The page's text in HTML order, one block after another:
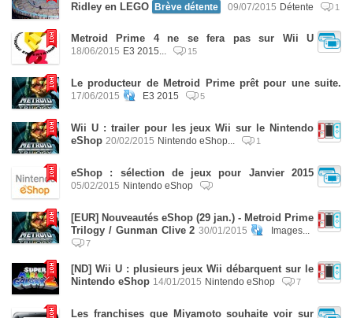
Ridley en LEGO Brève détente 09/07/2015 Détente 1
Metroid Prime 4 ne se fera pas sur Wii U
18/06/2015 E3 2015... 15
Le producteur de Metroid Prime prêt pour une suite.
17/06/2015 E3 2015 5
Wii U : trailer pour les jeux Wii sur le Nintendo
eShop 20/02/2015 Nintendo eShop... 1
eShop : sélection de jeux pour Janvier 2015
05/02/2015 Nintendo eShop
[EUR] Nouveautés eShop (29 jan.) - Metroid Prime
Trilogy / Gunman Clive 2 30/01/2015 Images...
7
[ND] Wii U : plusieurs jeux Wii débarquent sur le
Nintendo eShop 14/01/2015 Nintendo eShop 7
Les franchises que Miyamoto souhaite voir sur